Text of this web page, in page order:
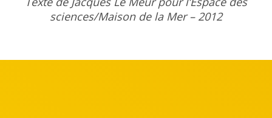
sciences/Maison de la Mer – 2012